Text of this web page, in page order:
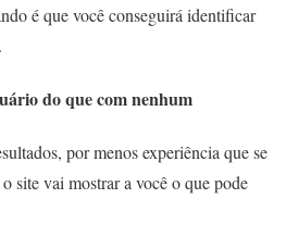
é que você conseguirá identificar
do que com nenhum
por menos experiência que se
site vai mostrar a você o que pode